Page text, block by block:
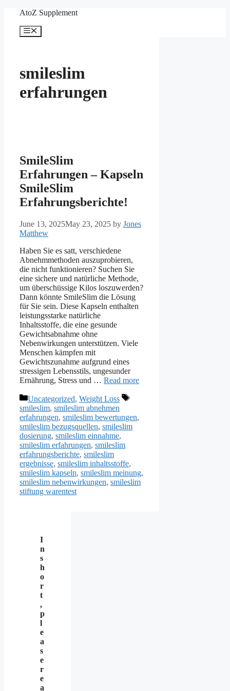
content
AtoZ Supplement
Menu
smileslim
erfahrungen
SmileSlim
Erfahrungen – Kapseln
SmileSlim
Erfahrungsberichte!
June 13, 2025May 23, 2025 by Jones
Matthew
Haben Sie es satt, verschiedene
Abnehmmethoden auszuprobieren,
die nicht funktionieren? Suchen Sie
eine sichere und natürliche Methode,
um überschüssige Kilos loszuwerden?
Dann könnte SmileSlim die Lösung
für Sie sein. Diese Kapseln enthalten
leistungsstarke natürliche
Inhaltsstoffe, die eine gesunde
Gewichtsabnahme ohne
Nebenwirkungen unterstützen. Viele
Menschen kämpfen mit
Gewichtszunahme aufgrund eines
stressigen Lebensstils, ungesunder
Ernährung, Stress und … Read more
Categories
Uncategorized, Weight Loss
Tags
smileslim, smileslim abnehmen
erfahrungen, smileslim bewertungen,
smileslim bezugsquellen, smileslim
dosierung, smileslim einnahme,
smileslim erfahrungen, smileslim
erfahrungsberichte, smileslim
ergebnisse, smileslim inhaltsstoffe,
smileslim kapseln, smileslim meinung,
smileslim nebenwirkungen, smileslim
stiftung warentest
I
n
s
h
o
r
t
,
p
l
e
a
s
e
r
e
a